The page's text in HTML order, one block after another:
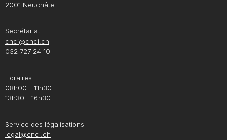
2001 Neuchâtel
Secrétariat
cnci@cnci.ch
032 727 24 10
Horaires
08h00 - 11h30
13h30 - 16h30
Service des légalisations
legal@cnci.ch